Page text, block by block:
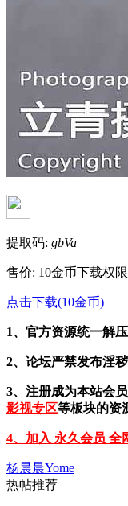
提取码: gbVa
售价: 10金币下载权
点击下载(10金币)
1、官方资源统一解
2、论坛严禁发布淫
3、注册成为本站会
影视专区等板块的资
4、加入 永久会员 全
杨晨晨Yome
热帖推荐